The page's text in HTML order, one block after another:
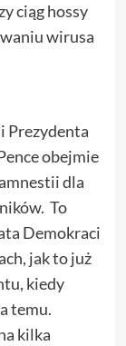
ciąg hossy
wirusa
Prezydenta
obejmie
dla
To
Demokraci
jak to już
kiedy
temu.
kilka